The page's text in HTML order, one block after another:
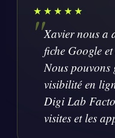
★★★★★
Xavier nous a
fiche Google
Nous pouvons
visibilité en
Digi Lab
visites et les